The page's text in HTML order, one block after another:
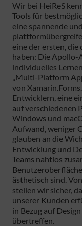
Wir bei HeiReS
Tools für
eine spannende
eine der ersten,
haben: Die Apollo-
individuelles
„Multi-Platform
von
Entwicklern, eine
auf verschiedenen
Windows und
Aufwand, weniger
glauben an die
Entwicklung und
Teams nahtlos
ästhetisch sind.
stellen wir sicher,
unserer Kunden
in Bezug auf
übertreffen.